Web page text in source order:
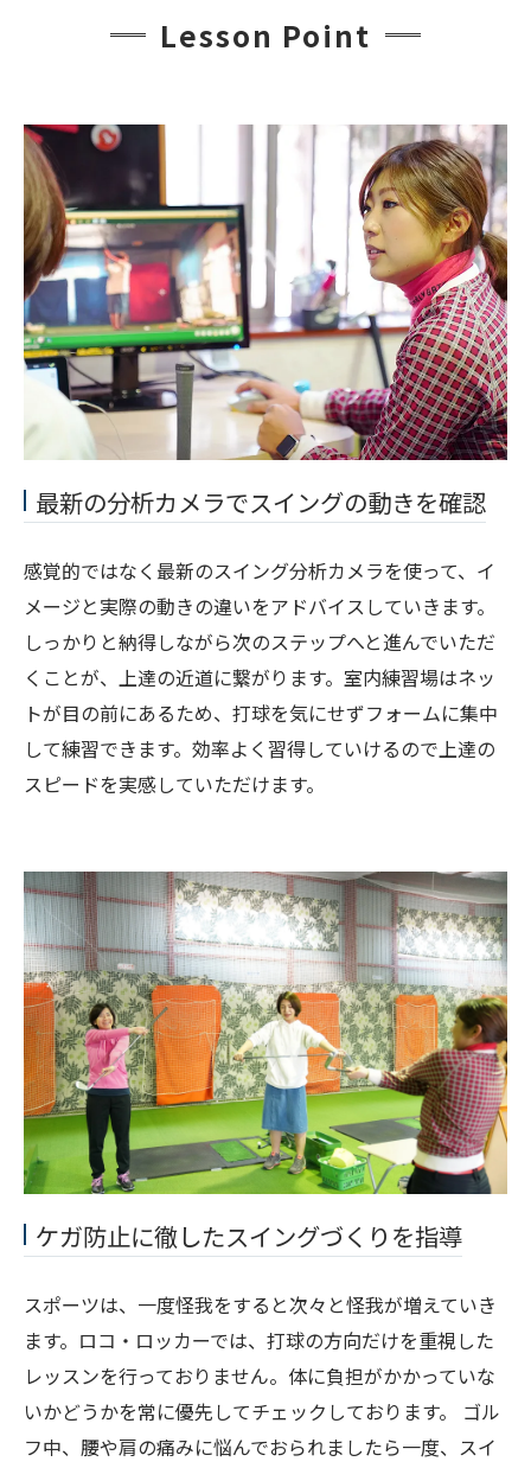
Lesson Point
最新の分析カメラでスイングの動きを確認
感覚的ではなく最新のスイング分析カメラを使って、イ
メージと実際の動きの違いをアドバイスしていきます。
しっかりと納得しながら次のステップへと進んでいただ
くことが、上達の近道に繋がります。室内練習場はネッ
トが目の前にあるため、打球を気にせずフォームに集中
して練習できます。効率よく習得していけるので上達の
スピードを実感していただけます。
ケガ防止に徹したスイングづくりを指導
スポーツは、一度怪我をすると次々と怪我が増えていき
ます。ロコ・ロッカーでは、打球の方向だけを重視した
レッスンを行っておりません。体に負担がかかっていな
いかどうかを常に優先してチェックしております。 ゴル
フ中、腰や肩の痛みに悩んでおられましたら一度、スイ